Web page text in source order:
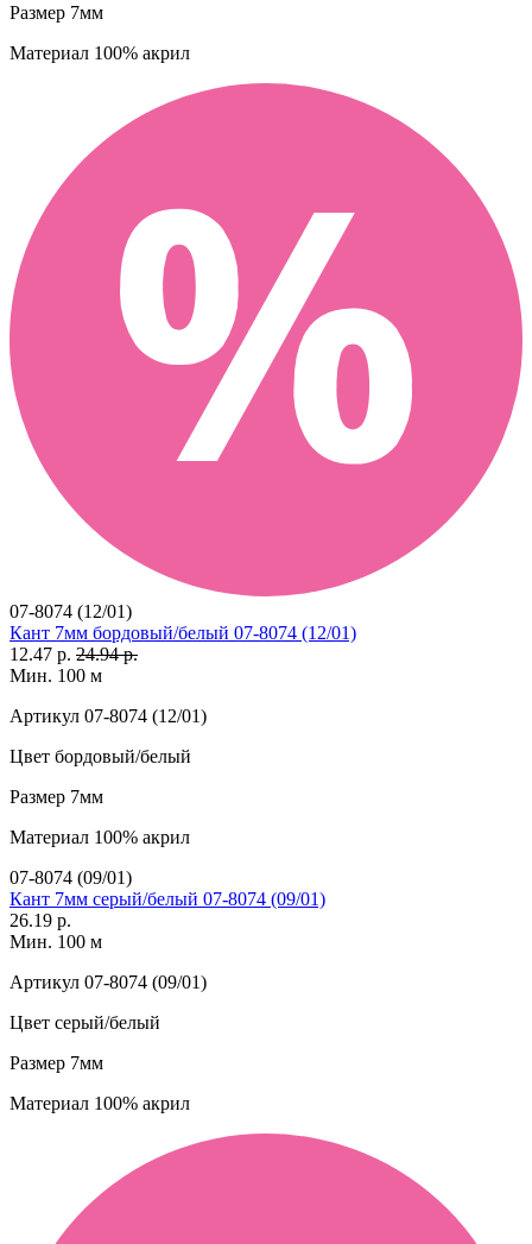
Размер 7мм
Материал 100% акрил
07-8074 (12/01)
Кант 7мм бордовый/белый 07-8074 (12/01)
12.47 р. 24.94 р.
Мин. 100 м
Артикул 07-8074 (12/01)
Цвет бордовый/белый
Размер 7мм
Материал 100% акрил
07-8074 (09/01)
Кант 7мм серый/белый 07-8074 (09/01)
26.19 р.
Мин. 100 м
Артикул 07-8074 (09/01)
Цвет серый/белый
Размер 7мм
Материал 100% акрил